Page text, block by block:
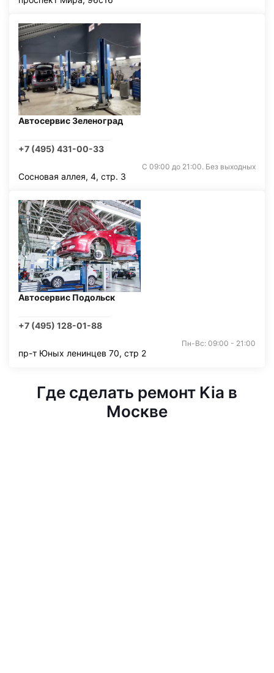
Автосервис Зеленоград
+7 (495) 431-00-33
С 09:00 до 21:00. Без выходных
Сосновая аллея, 4, стр. 3
Автосервис Подольск
+7 (495) 128-01-88
Пн-Вс: 09:00 - 21:00
пр-т Юных ленинцев 70, стр 2
Где сделать ремонт Kia в
Москве